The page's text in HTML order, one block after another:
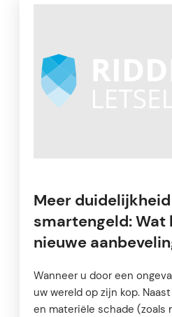
Meer
smartengeld: Wat
nieuwe
Wanneer u door een
uw wereld op zijn kop.
en materiële schade (zoals